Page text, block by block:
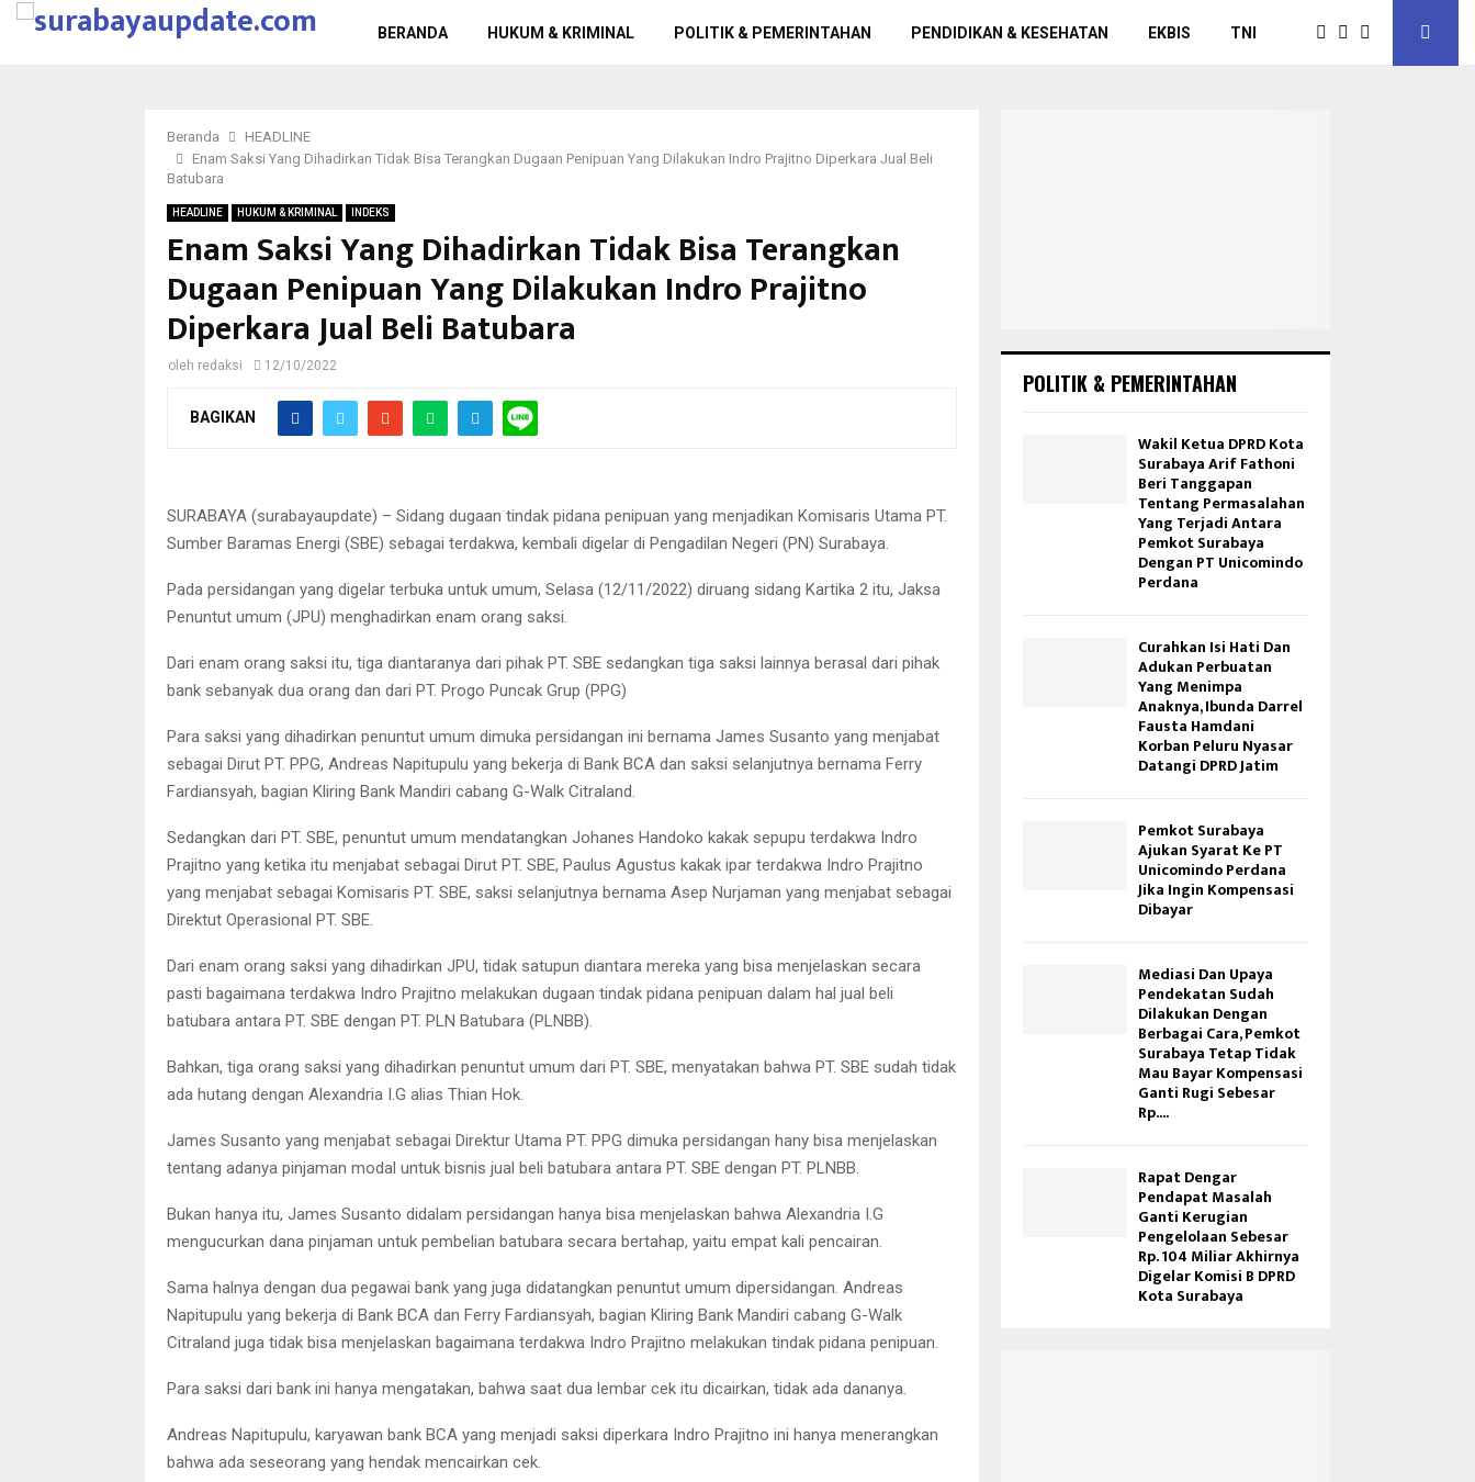
BERANDA HUKUM & KRIMINAL POLITIK & PEMERINTAHAN PENDIDIKAN & KESEHATAN EKBIS TNI
Beranda
HEADLINE
Enam Saksi Yang Dihadirkan Tidak Bisa Terangkan Dugaan Penipuan Yang Dilakukan Indro Prajitno Diperkara Jual Beli
Batubara
HEADLINE HUKUM & KRIMINAL INDEKS
Enam Saksi Yang Dihadirkan Tidak Bisa Terangkan
Dugaan Penipuan Yang Dilakukan Indro Prajitno
Diperkara Jual Beli Batubara
oleh redaksi 12/10/2022
BAGIKAN
SURABAYA (surabayaupdate) – Sidang dugaan tindak pidana penipuan yang menjadikan Komisaris Utama PT.
Sumber Baramas Energi (SBE) sebagai terdakwa, kembali digelar di Pengadilan Negeri (PN) Surabaya.
Pada persidangan yang digelar terbuka untuk umum, Selasa (12/11/2022) diruang sidang Kartika 2 itu, Jaksa
Penuntut umum (JPU) menghadirkan enam orang saksi.
Dari enam orang saksi itu, tiga diantaranya dari pihak PT. SBE sedangkan tiga saksi lainnya berasal dari pihak
bank sebanyak dua orang dan dari PT. Progo Puncak Grup (PPG)
Para saksi yang dihadirkan penuntut umum dimuka persidangan ini bernama James Susanto yang menjabat
sebagai Dirut PT. PPG, Andreas Napitupulu yang bekerja di Bank BCA dan saksi selanjutnya bernama Ferry
Fardiansyah, bagian Kliring Bank Mandiri cabang G-Walk Citraland.
Sedangkan dari PT. SBE, penuntut umum mendatangkan Johanes Handoko kakak sepupu terdakwa Indro
Prajitno yang ketika itu menjabat sebagai Dirut PT. SBE, Paulus Agustus kakak ipar terdakwa Indro Prajitno
yang menjabat sebagai Komisaris PT. SBE, saksi selanjutnya bernama Asep Nurjaman yang menjabat sebagai
Direktut Operasional PT. SBE.
Dari enam orang saksi yang dihadirkan JPU, tidak satupun diantara mereka yang bisa menjelaskan secara
pasti bagaimana terdakwa Indro Prajitno melakukan dugaan tindak pidana penipuan dalam hal jual beli
batubara antara PT. SBE dengan PT. PLN Batubara (PLNBB).
Bahkan, tiga orang saksi yang dihadirkan penuntut umum dari PT. SBE, menyatakan bahwa PT. SBE sudah tidak
ada hutang dengan Alexandria I.G alias Thian Hok.
James Susanto yang menjabat sebagai Direktur Utama PT. PPG dimuka persidangan hany bisa menjelaskan
tentang adanya pinjaman modal untuk bisnis jual beli batubara antara PT. SBE dengan PT. PLNBB.
Bukan hanya itu, James Susanto didalam persidangan hanya bisa menjelaskan bahwa Alexandria I.G
mengucurkan dana pinjaman untuk pembelian batubara secara bertahap, yaitu empat kali pencairan.
Sama halnya dengan dua pegawai bank yang juga didatangkan penuntut umum dipersidangan. Andreas
Napitupulu yang bekerja di Bank BCA dan Ferry Fardiansyah, bagian Kliring Bank Mandiri cabang G-Walk
Citraland juga tidak bisa menjelaskan bagaimana terdakwa Indro Prajitno melakukan tindak pidana penipuan.
Para saksi dari bank ini hanya mengatakan, bahwa saat dua lembar cek itu dicairkan, tidak ada dananya.
Andreas Napitupulu, karyawan bank BCA yang menjadi saksi diperkara Indro Prajitno ini hanya menerangkan
bahwa ada seseorang yang hendak mencairkan cek.
POLITIK & PEMERINTAHAN
Wakil Ketua DPRD Kota
Surabaya Arif Fathoni
Beri Tanggapan
Tentang Permasalahan
Yang Terjadi Antara
Pemkot Surabaya
Dengan PT Unicomindo
Perdana
Curahkan Isi Hati Dan
Adukan Perbuatan
Yang Menimpa
Anaknya, Ibunda Darrel
Fausta Hamdani
Korban Peluru Nyasar
Datangi DPRD Jatim
Pemkot Surabaya
Ajukan Syarat Ke PT
Unicomindo Perdana
Jika Ingin Kompensasi
Dibayar
Mediasi Dan Upaya
Pendekatan Sudah
Dilakukan Dengan
Berbagai Cara, Pemkot
Surabaya Tetap Tidak
Mau Bayar Kompensasi
Ganti Rugi Sebesar
Rp....
Rapat Dengar
Pendapat Masalah
Ganti Kerugian
Pengelolaan Sebesar
Rp. 104 Miliar Akhirnya
Digelar Komisi B DPRD
Kota Surabaya